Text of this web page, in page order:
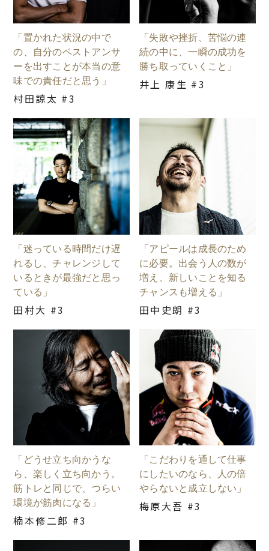
「置かれた状況の中で
の、自分のベストアンサ
ーを出すことが本当の意
味での責任だと思う」
村田諒太 #3
「失敗や挫折、苦悩の連
続の中に、一瞬の成功を
勝ち取っていくこと」
井上 康生 #3
「迷っている時間だけ遅
れるし、チャレンジして
いるときが最強だと思っ
ている」
田村大 #3
「アピールは成長のため
に必要。出会う人の数が
増え、新しいことを知る
チャンスも増える」
田中史朗 #3
「どうせ立ち向かうな
ら、楽しく立ち向かう。
筋トレと同じで、つらい
環境が筋肉になる」
楠本修二郎 #3
「こだわりを通して仕事
にしたいのなら、人の倍
やらないと成立しない」
梅原大吾 #3